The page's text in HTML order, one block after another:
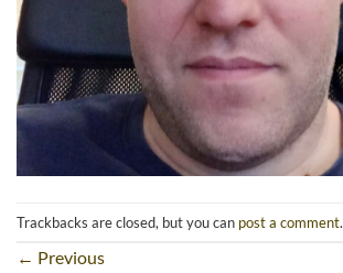
Trackbacks are closed, but you can post a comment.
← Previous